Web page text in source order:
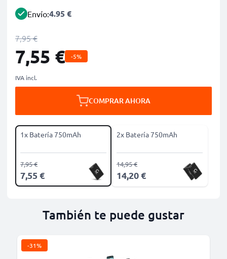
Envío:4.95 €
7,95 €
7,55 € -5%
IVA incl.
COMPRAR AHORA
1x Batería 750mAh
7,55 €
7,95 €
2x Batería 750mAh
14,20 €
14,95 €
También te puede gustar
-31%